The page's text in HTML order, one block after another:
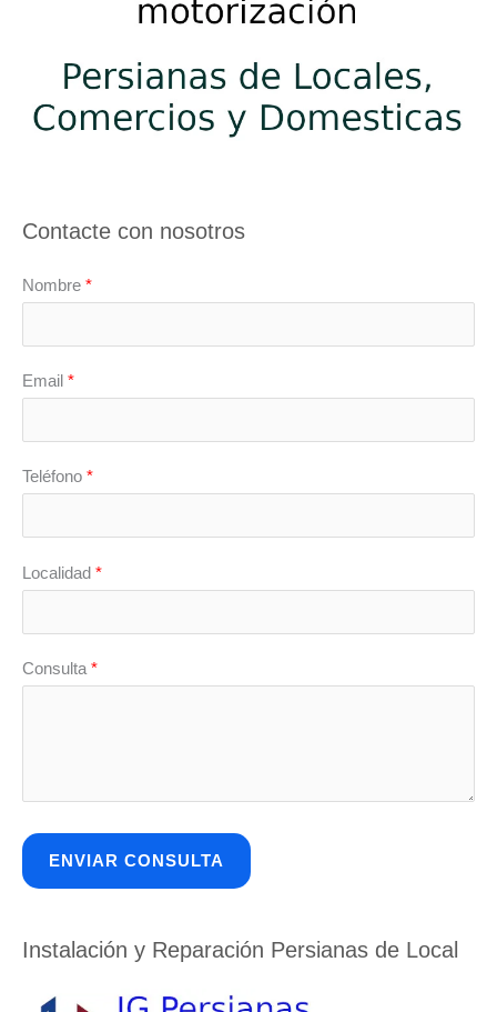
Contacte con nosotros
Nombre *
Email *
Teléfono *
Localidad *
Consulta *
Instalación y Reparación Persianas de Local